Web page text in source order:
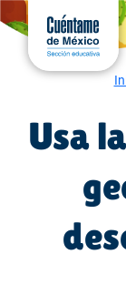
Ir al
contenido
principal
Menú del
Menú de
Usa